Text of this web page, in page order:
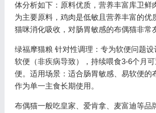
体分析如下：原料优质，营养丰富库卫鲜
为主要原料，鸡肉是低敏且营养丰富的优
猫咪消化吸收，对肠胃敏感的布偶猫非常
绿福摩猫粮 针对性调理：专为软便问题
软便（非疾病导致），持续喂食3-6个月
便。适用场景：适合肠胃敏感、易软便的
作为单一主食长期使用。
布偶猫一般吃皇家、爱肯拿、麦富迪等品